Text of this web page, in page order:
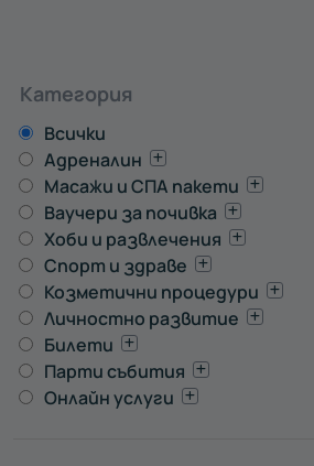
Категория
Всички
Адреналин
Масажи и СПА пакети
Ваучери за почивка
Хоби и развлечения
Спорт и здраве
Козметични процедури
Личностно развитие
Билети
Парти събития
Онлайн услуги